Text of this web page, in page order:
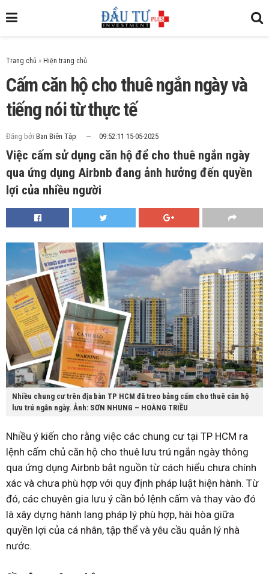
Trang chủ »
Cấm căn hộ cho thuê ngắn ngày và
tiếng nói từ thực tế
Đăng bởi Ban Biên Tập 09:52:11 15-05-2025
Việc cấm sử dụng căn hộ để cho thuê ngắn ngày
qua ứng dụng Airbnb đang ảnh hưởng đến quyền
lợi của nhiều người
Nhiều chung cư trên địa bàn TP HCM đã treo bảng cấm cho thuê căn hộ
lưu trú ngắn ngày. Ảnh: SƠN NHUNG – HOÀNG TRIỀU
Nhiều ý kiến cho rằng việc các chung cư tại TP HCM ra
lệnh cấm chủ căn hộ cho thuê lưu trú ngắn ngày thông
qua ứng dụng Airbnb bắt nguồn từ cách hiểu chưa chính
xác và chưa phù hợp với quy định pháp luật hiện hành. Từ
đó, các chuyên gia lưu ý cần bỏ lệnh cấm và thay vào đó
là xây dựng hành lang pháp lý phù hợp, hài hòa giữa
quyền lợi của cá nhân, tập thể và yêu cầu quản lý nhà
nước.